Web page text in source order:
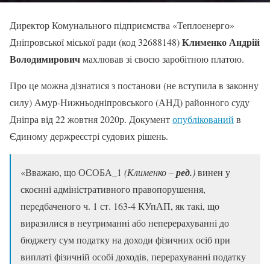
Директор Комунального підприємства «Теплоенерго»
Дніпровської міської ради (код 32688148)Клименко Андрій
Володимировичмахлював зі своєю заробітною платою.
Про це можна дізнатися з постанови (не вступила в законну
силу) Амур-Нижньодніпровського (АНД) районного суду
Дніпра від 22 жовтня 2020р. Документопублікований в
Єдиному держреєстрі судових рішень.
«Вважаю, що ОСОБА_1 (Клименко –ред.)винен у
скоєнні адміністративного правопорушення,
передбаченого ч. 1 ст. 163-4 КУпАП, як такі, що
виразилися в неутриманні або неперерахуванні до
бюджету сум податку на доходи фізичних осіб при
виплаті фізичній особі доходів, перерахуванні податку